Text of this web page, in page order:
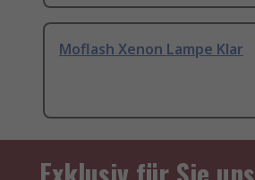
Moflash Xenon Lampe Klar